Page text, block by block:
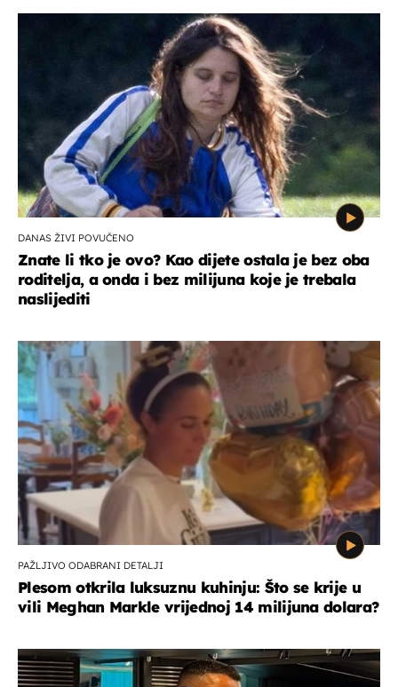
DANAS ŽIVI POVUČENO
Znate li tko je ovo? Kao dijete ostala je bez oba
roditelja, a onda i bez milijuna koje je trebala
naslijediti
PAŽLJIVO ODABRANI DETALJI
Plesom otkrila luksuznu kuhinju: Što se krije u
vili Meghan Markle vrijednoj 14 milijuna dolara?